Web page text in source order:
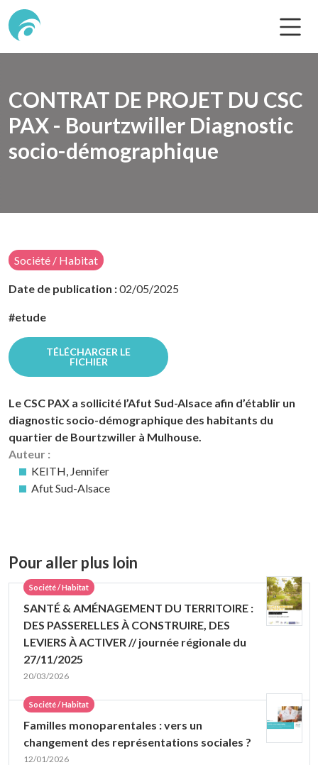
CONTRAT DE PROJET DU CSC
PAX - Bourtzwiller Diagnostic
socio-démographique
Société / Habitat
Date de publication :02/05/2025
#etude
TÉLÉCHARGER LE
FICHIER
Le CSC PAX a sollicité l’Afut Sud-Alsace afin d’établir un
diagnostic socio-démographique des habitants du
quartier de Bourtzwiller à Mulhouse.
Auteur :
KEITH, Jennifer
Afut Sud-Alsace
Pour aller plus loin
Société / Habitat
SANTÉ & AMÉNAGEMENT DU TERRITOIRE :
DES PASSERELLES À CONSTRUIRE, DES
LEVIERS À ACTIVER // journée régionale du
27/11/2025
20/03/2026
Société / Habitat
Familles monoparentales : vers un
changement des représentations sociales ?
12/01/2026